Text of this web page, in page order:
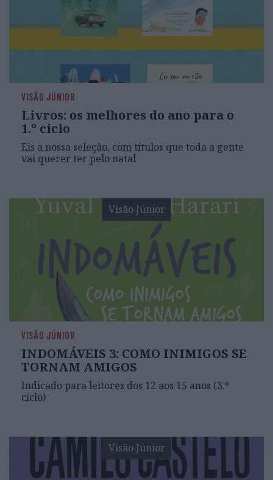
VISÃO JÚNIOR
Livros: os melhores do ano para o
1.º ciclo
Eis a nossa seleção, com títulos que toda a gente
vai querer ter pelo natal
Visão Júnior
VISÃO JÚNIOR
INDOMÁVEIS 3: COMO INIMIGOS SE
TORNAM AMIGOS
Indicado para leitores dos 12 aos 15 anos (3.º
ciclo)
Visão Júnior